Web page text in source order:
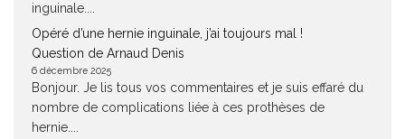
inguinale....
Opéré d’une hernie inguinale, j’ai toujours mal !
Question de Arnaud Denis
6 décembre 2025
Bonjour. Je lis tous vos commentaires et je suis effaré du
nombre de complications liée à ces prothèses de
hernie....